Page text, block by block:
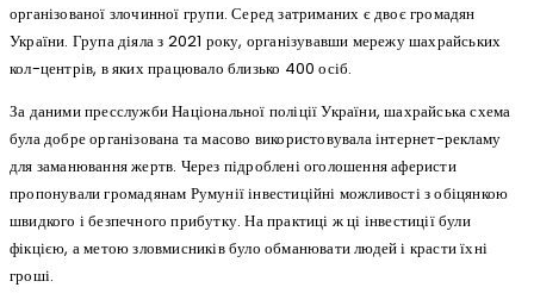
організованої злочинної групи. Серед затриманих є двоє громадян
України. Група діяла з 2021 року, організувавши мережу шахрайських
кол-центрів, в яких працювало близько 400 осіб.
За даними пресслужби Національної поліції України, шахрайська схема
була добре організована та масово використовувала інтернет-рекламу
для заманювання жертв. Через підроблені оголошення аферисти
пропонували громадянам Румунії інвестиційні можливості з обіцянкою
швидкого і безпечного прибутку. На практиці ж ці інвестиції були
фікцією, а метою зловмисників було обманювати людей і красти їхні
гроші.